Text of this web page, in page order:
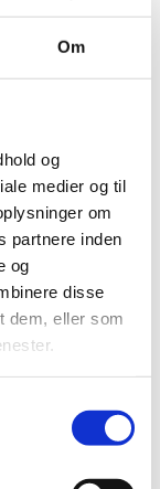
Om
og
medier og til
om
partnere inden
og
disse
dem, eller som
indrejsen.
ikke.
ved
i 6
og transit.
kan medføre,